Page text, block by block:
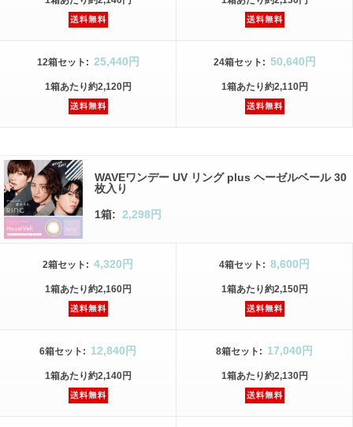
12箱セット : 25,440円
1箱あたり約2,120円
24箱セット : 50,640円
1箱あたり約2,110円
WAVEワンデー UV リング plus ヘーゼルベール 30
枚入り
1箱: 2,298円
2箱セット : 4,320円
1箱あたり約2,160円
4箱セット : 8,600円
1箱あたり約2,150円
6箱セット : 12,840円
1箱あたり約2,140円
8箱セット : 17,040円
1箱あたり約2,130円